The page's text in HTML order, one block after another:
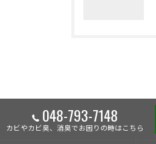
048-793-7148
カビやカビ臭、消臭でお困りの時はこちら